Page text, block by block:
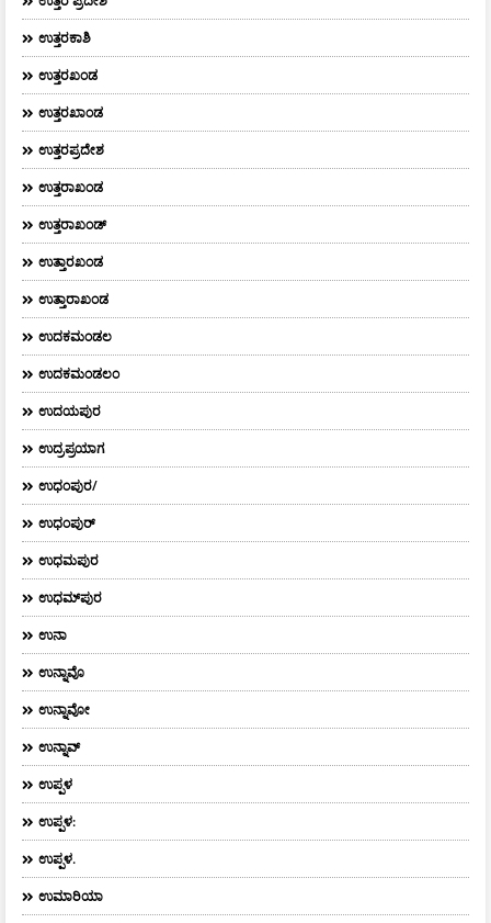
ಉತ್ತರಕಾಶಿ
ಉತ್ತರಖಂಡ
ಉತ್ತರಖಾಂಡ
ಉತ್ತರಪ್ರದೇಶ
ಉತ್ತರಾಖಂಡ
ಉತ್ತರಾಖಂಡ್
ಉತ್ತಾರಖಂಡ
ಉತ್ತಾರಾಖಂಡ
ಉದಕಮಂಡಲ
ಉದಕಮಂಡಲಂ
ಉದಯಪುರ
ಉದ್ರಪ್ರಯಾಗ
ಉಧಂಪುರ/
ಉಧಂಪುರ್
ಉಧಮಪುರ
ಉಧಮ್‌ಪುರ
ಉನಾ
ಉನ್ನಾವೊ
ಉನ್ನಾವೋ
ಉನ್ನಾವ್
ಉಪ್ಪಳ
ಉಪ್ಪಳ:
ಉಪ್ಪಳ.
ಉಮಾರಿಯಾ